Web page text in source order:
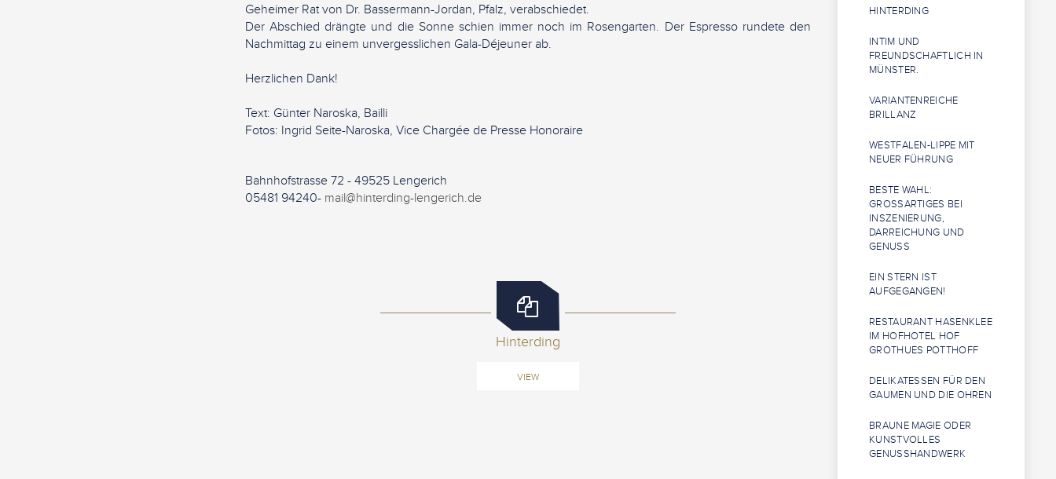
Geheimer Rat von Dr. Bassermann-Jordan, Pfalz, verabschiedet.
Der Abschied drängte und die Sonne schien immer noch im Rosengarten. Der Espresso rundete den
Nachmittag zu einem unvergesslichen Gala-Déjeuner ab.
Herzlichen Dank!
Text: Günter Naroska, Bailli
Fotos: Ingrid Seite-Naroska, Vice Chargée de Presse Honoraire
Bahnhofstrasse 72 - 49525 Lengerich
05481 94240- mail@hinterding-lengerich.de
Hinterding
VIEW
HINTERDING
INTIM UND
FREUNDSCHAFTLICH IN
MÜNSTER.
VARIANTENREICHE
BRILLANZ
WESTFALEN-LIPPE MIT
NEUER FÜHRUNG
BESTE WAHL:
GROSSARTIGES BEI I
NSZENIERUNG, D
ARREICHUNG UND G
ENUSS
EIN STERN IST
AUFGEGANGEN!
RESTAURANT HASENKLEE
IM HOFHOTEL HOF
GROTHUES POTTHOFF
DELIKATESSEN FÜR DEN
GAUMEN UND DIE OHREN
BRAUNE MAGIE ODER
KUNSTVOLLES
GENUSSHANDWERK